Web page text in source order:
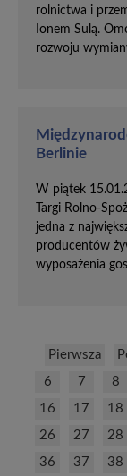
rolnictwa i
Ionem Sulą.
rozwoju
Berlinie
W piątek
Targi Rolno-
jedna z
producentów
wyposażenia
Pierwsza
6
7 8
16
17 18
26
27 28
36
37 38